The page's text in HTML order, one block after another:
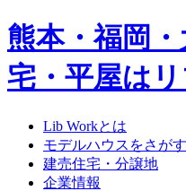
熊本・福岡
宅・平屋は
Lib Workとは
モデルハウスをさがす
建売住宅・分譲地
企業情報